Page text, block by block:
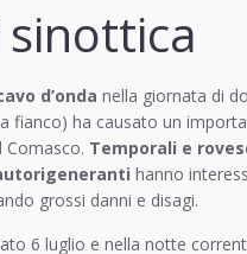
d’onda nella giornata di
fianco) ha causato un
Temporali e
hanno
grossi danni e disagi.
6 luglio e nella notte